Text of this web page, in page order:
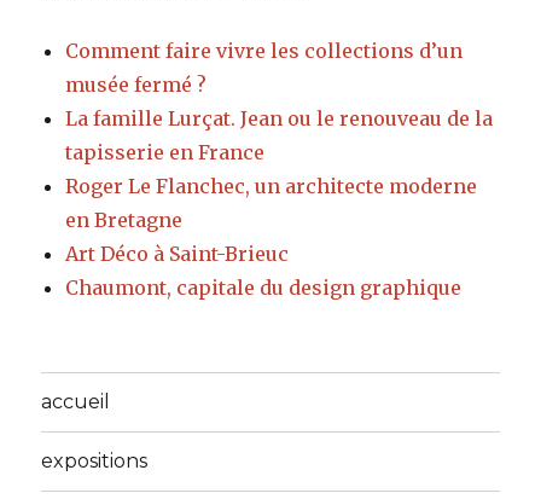
Comment faire vivre les collections d’un
musée fermé ?
La famille Lurçat. Jean ou le renouveau de la
tapisserie en France
Roger Le Flanchec, un architecte moderne
en Bretagne
Art Déco à Saint-Brieuc
Chaumont, capitale du design graphique
accueil
expositions